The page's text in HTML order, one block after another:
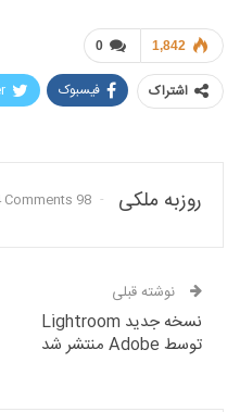
0 1,842
اشتراک فیسبوک
روزبه ملکی 98 Posts
Comments
نوشته قبلی
نسخه جدید Lightroom
توسط Adobe منتشر شد